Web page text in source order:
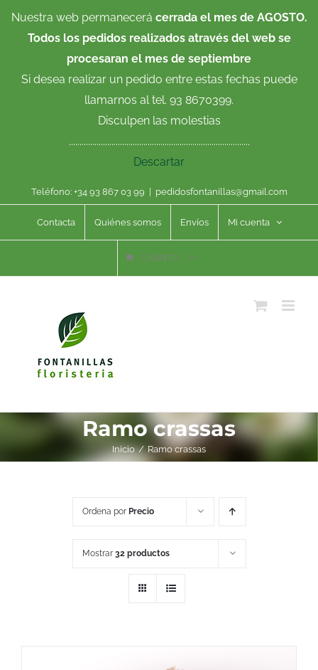
Nuestra web permanecerá cerrada el mes de AGOSTO.
Todos los pedidos realizados através del web se
procesaran el mes de septiembre
Si desea realizar un pedido entre estas fechas puede
llamarnos al tel. 93 8670399.
Disculpen las molestias
.....................................................................................
Descartar
Teléfono: +34 93 867 03 99 pedidosfontanillas@gmail.com
Contacta Quiénes somos Envíos Mi cuenta
CARRITO
Ramo crassas
Inicio Ramo crassas
Ordena por Precio
Mostrar 32 productos